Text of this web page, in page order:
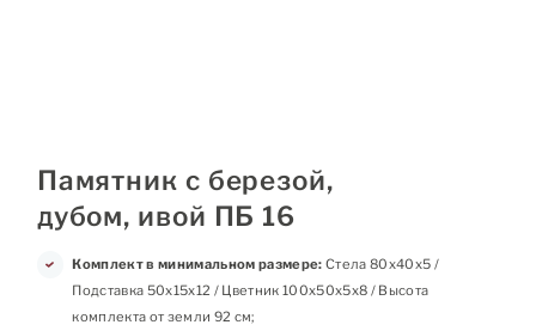
Памятник с березой,
дубом, ивой ПБ 16
Комплект в минимальном размере: Стела 80х40х5 /
Подставка 50х15х12 / Цветник 100х50х5х8 / Высота
комплекта от земли 92 см;